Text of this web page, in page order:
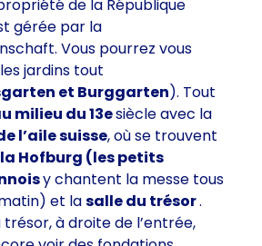
de la République
gérée par la
Vous pourrez vous
jardins tout
et Burggarten). Tout
milieu du 13esiècle avec la
l’aile suisse, où se trouvent
Hofburg (les petits
y chantent la messe tous
et lasalle du trésor.
trésor, à droite de l’entrée,